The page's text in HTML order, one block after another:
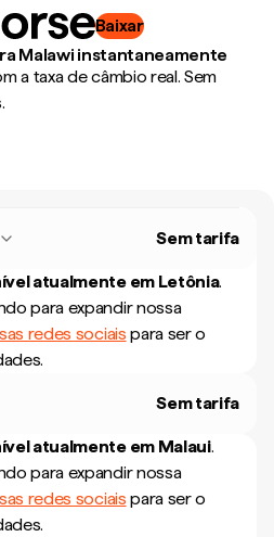
Baixar
Malawi instantaneamente
a taxa de câmbio real. Sem
Sem tarifa
atualmente em Letônia.
para expandir nossa
redes sociais para ser o
Sem tarifa
atualmente em Malaui.
para expandir nossa
redes sociais para ser o